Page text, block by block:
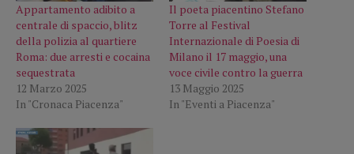
Appartamento adibito a
centrale di spaccio, blitz
della polizia al quartiere
Roma: due arresti e cocaina
sequestrata
12 Marzo 2025
In "Cronaca Piacenza"
Il poeta piacentino Stefano
Torre al Festival
Internazionale di Poesia di
Milano il 17 maggio, una
voce civile contro la guerra
13 Maggio 2025
In "Eventi a Piacenza"